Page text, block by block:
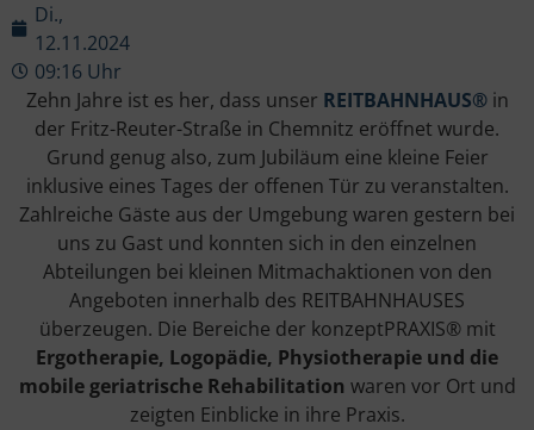
Di.,
12.11.2024
09:16 Uhr
Zehn Jahre ist es her, dass unser REITBAHNHAUS®in
der Fritz-Reuter-Straße in Chemnitz eröffnet wurde.
Grund genug also, zum Jubiläum eine kleine Feier
inklusive eines Tages der offenen Tür zu veranstalten.
Zahlreiche Gäste aus der Umgebung waren gestern bei
uns zu Gast und konnten sich in den einzelnen
Abteilungen bei kleinen Mitmachaktionen von den
Angeboten innerhalb des REITBAHNHAUSES
überzeugen. Die Bereiche der konzeptPRAXIS® mit
Ergotherapie, Logopädie, Physiotherapie und die
mobile geriatrische Rehabilitation waren vor Ort und
zeigten Einblicke in ihre Praxis.